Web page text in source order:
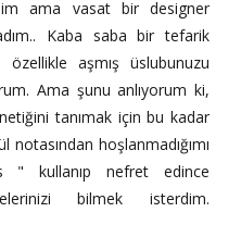
ama vasat bir designer
Kaba saba bir tefarik
, özellikle aşmış üslubunuzu
Ama şunu anlıyorum ki,
tanımak için bu kadar
hoşlanmadığımı
kullanıp nefret edince
bilmek isterdim.